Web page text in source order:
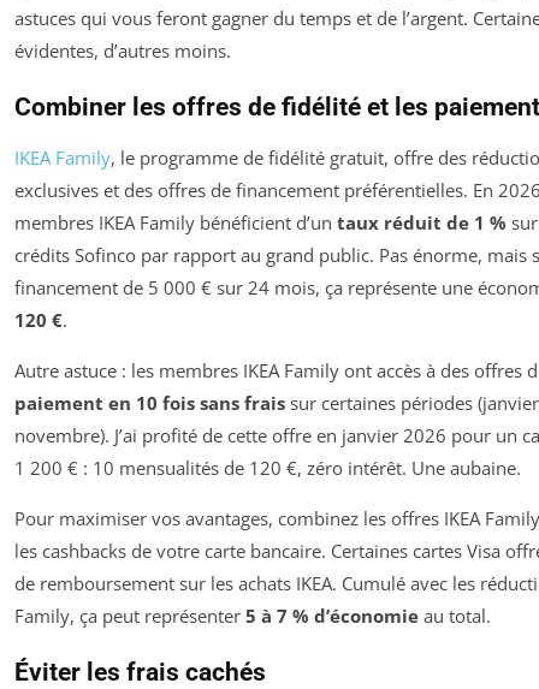
astuces qui vous feront gagner du temps et de l’argent.
évidentes, d’autres moins.
Combiner les offres de fidélité et les
IKEA Family, le programme de fidélité gratuit, offre des
exclusives et des offres de financement préférentielles. En
membres IKEA Family bénéficient d’un taux réduit de 1 %
crédits Sofinco par rapport au grand public. Pas énorme, mais
financement de 5 000 € sur 24 mois, ça représente une
120 €.
Autre astuce : les membres IKEA Family ont accès à des offres
paiement en 10 fois sans frais sur certaines périodes
novembre). J’ai profité de cette offre en janvier 2026 pour un
1 200 € : 10 mensualités de 120 €, zéro intérêt. Une aubaine.
Pour maximiser vos avantages, combinez les offres IKEA
les cashbacks de votre carte bancaire. Certaines cartes Visa
de remboursement sur les achats IKEA. Cumulé avec les
Family, ça peut représenter 5 à 7 % d’économie au total.
Éviter les frais cachés